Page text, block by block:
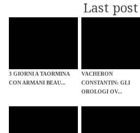
Last post
3 GIORNI A TAORMINA
CON ARMANI BEAU...
VACHERON
CONSTANTIN: GLI
OROLOGI OV...